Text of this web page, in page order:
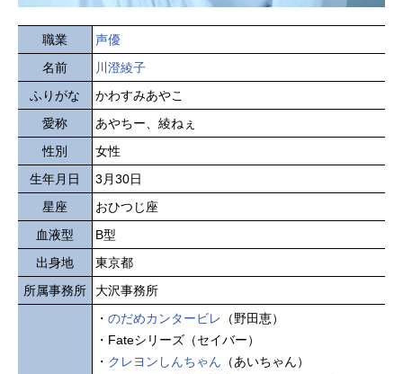
職業
声優
名前
川澄綾子
ふりがな
かわすみあやこ
愛称
あやちー、綾ねぇ
性別
女性
生年月日
3月30日
星座
おひつじ座
血液型
B型
出身地
東京都
所属事務所
大沢事務所
・ のだめカンタービレ （野田恵）
・Fateシリーズ（セイバー）
・ クレヨンしんちゃん （あいちゃん）